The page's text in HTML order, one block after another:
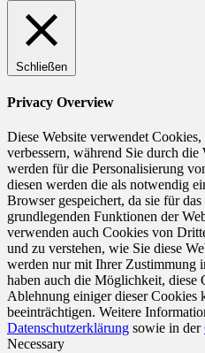
Schließen
Privacy Overview
Diese Website verwendet
verbessern, während Sie durch
werden für die Personalisierung
diesen werden die als notwendig
Browser gespeichert, da sie für
grundlegenden Funktionen der
verwenden auch Cookies von
und zu verstehen, wie Sie diese
werden nur mit Ihrer Zustimmung
haben auch die Möglichkeit, diese
Ablehnung einiger dieser Cookies
beeinträchtigen. Weitere
Datenschutzerklärung sowie in der
Necessary